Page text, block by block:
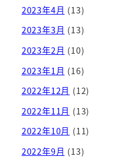
2023年4月 (13)
2023年3月 (13)
2023年2月 (10)
2023年1月 (16)
2022年12月 (12)
2022年11月 (13)
2022年10月 (11)
2022年9月 (13)